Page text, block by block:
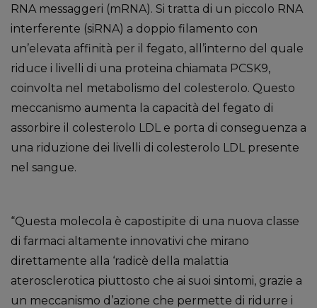
RNA messaggeri (mRNA). Si tratta di un piccolo RNA
interferente (siRNA) a doppio filamento con
un’elevata affinità per il fegato, all’interno del quale
riduce i livelli di una proteina chiamata PCSK9,
coinvolta nel metabolismo del colesterolo. Questo
meccanismo aumenta la capacità del fegato di
assorbire il colesterolo LDL e porta di conseguenza a
una riduzione dei livelli di colesterolo LDL presente
nel sangue.
“Questa molecola è capostipite di una nuova classe
di farmaci altamente innovativi che mirano
direttamente alla ‘radicè della malattia
aterosclerotica piuttosto che ai suoi sintomi, grazie a
un meccanismo d’azione che permette di ridurre i